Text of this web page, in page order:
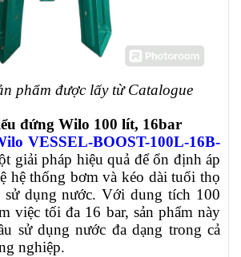
phẩm được lấy từ Catalogue
đứng Wilo 100 lít, 16bar
VESSEL-BOOST-100L-16B-
giải pháp hiệu quả để ổn định áp
hệ thống bơm và kéo dài tuổi thọ
sử dụng nước. Với dung tích 100
việc tối đa 16 bar, sản phẩm này
sử dụng nước đa dạng trong cả
nghiệp.